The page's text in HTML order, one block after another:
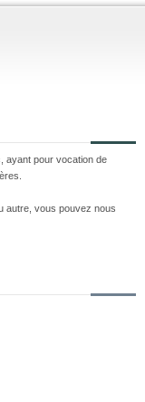
ayant pour vocation de
autre, vous pouvez nous